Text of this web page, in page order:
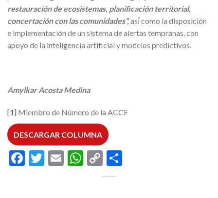
restauración de ecosistemas, planificación territorial,
concertación con las comunidades”,así́ como la disposición
e implementación de un sistema de alertas tempranas, con
apoyo de la inteligencia artificial y modelos predictivos.
Amylkar Acosta Medina
[1] Miembro de Número de la ACCE
DESCARGAR COLUMNA
Facebook
Twitter
EmailWhatsApp
Copy
Link